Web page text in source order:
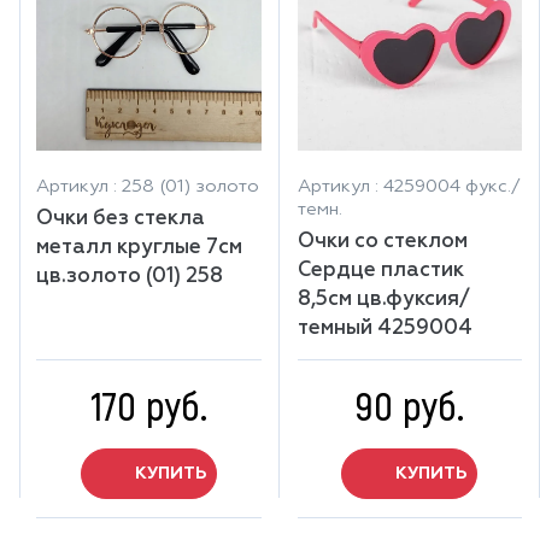
Артикул : 258 (01) золото
Очки без стекла
металл круглые 7см
цв.золото (01) 258
170 руб.
КУПИТЬ
Артикул : 4259004 фукс./
темн.
Очки со стеклом
Сердце пластик
8,5см цв.фуксия/
темный 4259004
90 руб.
КУПИТЬ